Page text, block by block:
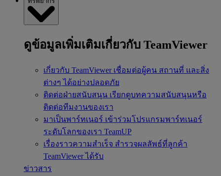
ดูข้อมูลเพิ่มเติมเกี่ยวกับ TeamViewer
เกี่ยวกับ TeamViewer เชื่อมต่อผู้คน สถานที่ และสิ่ง
ต่างๆ ได้อย่างปลอดภัย
ติดต่อฝ่ายสนับสนุน เรียกดูบทความสนับสนุนหรือ
ติดต่อทีมงานของเรา
มาเป็นพาร์ทเนอร์ เข้าร่วมโปรแกรมพาร์ทเนอร์
ระดับโลกของเรา TeamUP
เรื่องราวความสำเร็จ สำรวจผลลัพธ์ที่ลูกค้า
TeamViewer ได้รับ
ข่าวสาร